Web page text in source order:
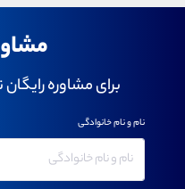
برای مشاوره
نام و نام خانوادگی